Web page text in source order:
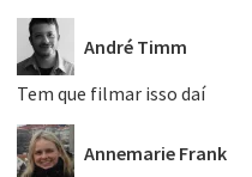
André Timm
Tem que filmar isso daí
Annemarie Frank